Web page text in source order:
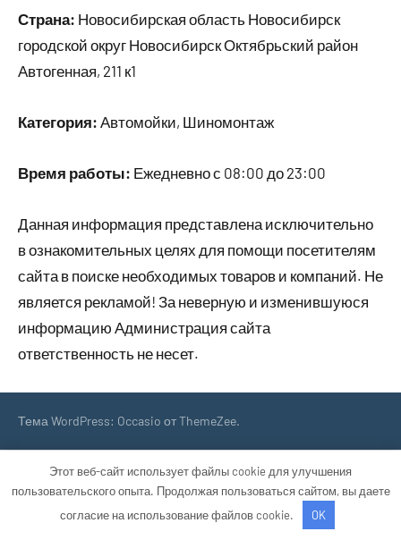
Страна: Новосибирская область Новосибирск
городской округ Новосибирск Октябрьский район
Автогенная, 211 к1
Категория: Автомойки, Шиномонтаж
Время работы: Ежедневно с 08:00 до 23:00
Данная информация представлена исключительно
в ознакомительных целях для помощи посетителям
сайта в поиске необходимых товаров и компаний. Не
является рекламой! За неверную и изменившуюся
информацию Администрация сайта
ответственность не несет.
Тема WordPress: Occasio от ThemeZee.
Этот веб-сайт использует файлы cookie для улучшения
пользовательского опыта. Продолжая пользоваться сайтом, вы даете
согласие на использование файлов cookie.
OK